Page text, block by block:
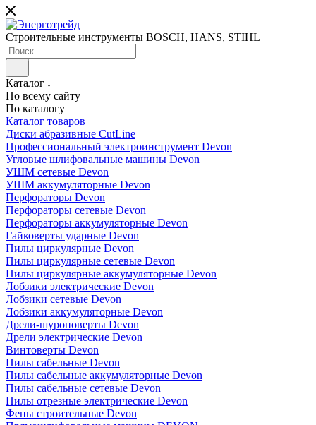
Строительные инструменты BOSCH, HANS, STIHL
Каталог
По всему сайту
По каталогу
Каталог товаров
Диски абразивные CutLine
Профессиональный электроинструмент Devon
Угловые шлифовальные машины Devon
УШМ сетевые Devon
УШМ аккумуляторные Devon
Перфораторы Devon
Перфораторы сетевые Devon
Перфораторы аккумуляторные Devon
Гайковерты ударные Devon
Пилы циркулярные Devon
Пилы циркулярные сетевые Devon
Пилы циркулярные аккумуляторные Devon
Лобзики электрические Devon
Лобзики сетевые Devon
Лобзики аккумуляторные Devon
Дрели-шуроповерты Devon
Дрели электрические Devon
Винтоверты Devon
Пилы сабельные Devon
Пилы сабельные аккумуляторные Devon
Пилы сабельные сетевые Devon
Пилы отрезные электрические Devon
Фены строительные Devon